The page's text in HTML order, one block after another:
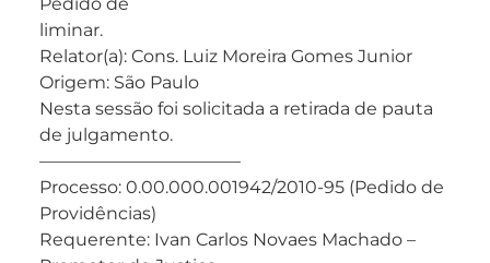
liminar.
Relator(a): Cons. Luiz Moreira Gomes Junior
Origem: São Paulo
Nesta sessão foi solicitada a retirada de pauta
de julgamento.
———————————–
Processo: 0.00.000.001942/2010-95 (Pedido de
Providências)
Requerente: Ivan Carlos Novaes Machado –